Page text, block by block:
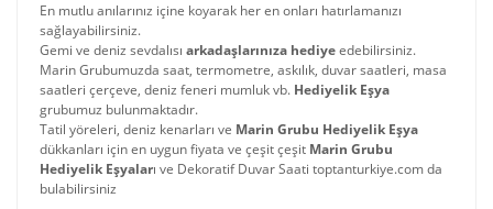
En mutlu anılarınız içine koyarak her en onları hatırlamanızı
sağlayabilirsiniz.
Gemi ve deniz sevdalısı arkadaşlarınıza hediyeedebilirsiniz.
Marin Grubumuzda saat, termometre, askılık, duvar saatleri, masa
saatleri çerçeve, deniz feneri mumluk vb. Hediyelik Eşya
grubumuz bulunmaktadır.
Tatil yöreleri, deniz kenarları ve Marin Grubu Hediyelik Eşya
dükkanları için en uygun fiyata ve çeşit çeşit Marin Grubu
Hediyelik Eşyaları ve Dekoratif Duvar Saati toptanturkiye.com da
bulabilirsiniz